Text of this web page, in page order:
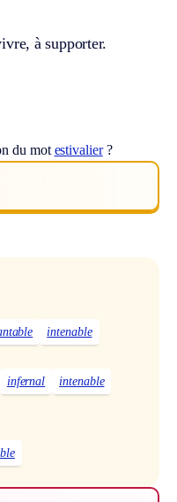
à supporter.
du mot estivalier?
intenable
infernal
intenable